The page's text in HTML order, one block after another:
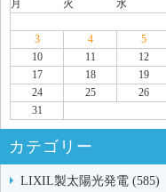
月
火 水
3
4 5
10
11 12
17
18 19
24
25 26
31
カテゴリー
LIXIL製太陽光発電 (585)